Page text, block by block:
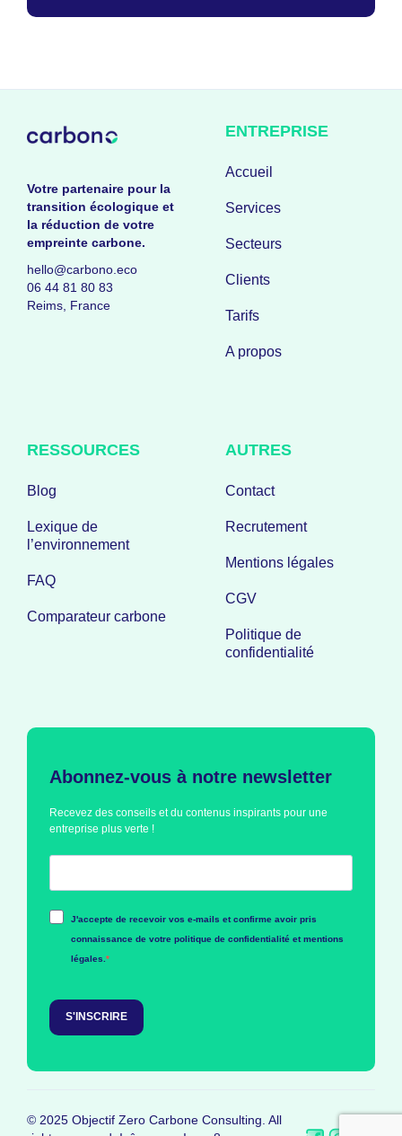
Votre partenaire pour la
transition écologique et
la réduction de votre
empreinte carbone.
hello@carbono.eco
06 44 81 80 83
Reims, France
ENTREPRISE
Accueil
Services
Secteurs
Clients
Tarifs
A propos
RESSOURCES
Blog
Lexique de
l’environnement
FAQ
Comparateur carbone
AUTRES
Contact
Recrutement
Mentions légales
CGV
Politique de
confidentialité
Abonnez-vous à notre newsletter
Recevez des conseils et du contenus inspirants pour une
entreprise plus verte !
J'accepte de recevoir vos e-mails et confirme avoir pris
connaissance de votre politique de confidentialité et mentions
légales.
S'INSCRIRE
© 2025 Objectif Zero Carbone Consulting. All